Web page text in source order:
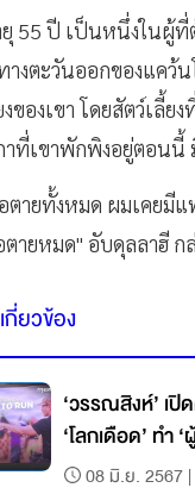
ยุ 55 ปี เป็นหนึ่งในผู้ที่
งตะวันออกของแคว้
ของเขา โดยสัตว์เลี้
ที่เขาพักพิงอยู่ตอนนี้
ายทั้งหมด ผมเคยมี
ตายหมด" อับดุลลาฮี ก
กี่ยวข้อง
‘วรรณสิงห์’ เ
‘โลกเดือด’ ทำ
08 มิ.ย. 2567